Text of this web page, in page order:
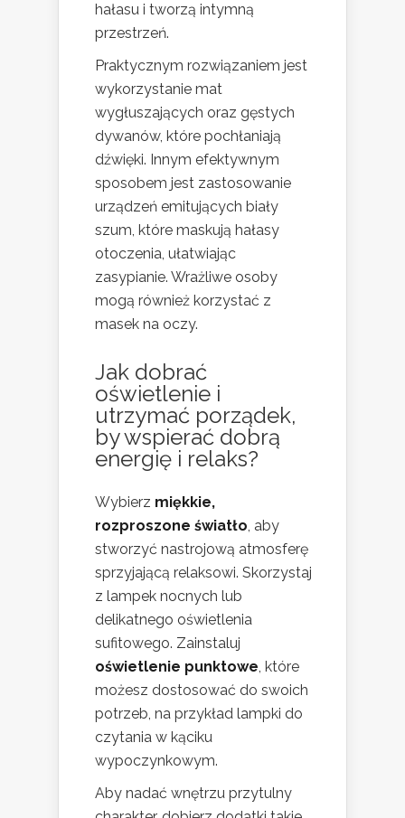
hałasu i tworzą intymną
przestrzeń.
Praktycznym rozwiązaniem jest
wykorzystanie mat
wygłuszających oraz gęstych
dywanów, które pochłaniają
dźwięki. Innym efektywnym
sposobem jest zastosowanie
urządzeń emitujących biały
szum, które maskują hałasy
otoczenia, ułatwiając
zasypianie. Wrażliwe osoby
mogą również korzystać z
masek na oczy.
Jak dobrać
oświetlenie i
utrzymać porządek,
by wspierać dobrą
energię i relaks?
Wybierz miękkie,
rozproszone światło, aby
stworzyć nastrojową atmosferę
sprzyjającą relaksowi. Skorzystaj
z lampek nocnych lub
delikatnego oświetlenia
sufitowego. Zainstaluj
oświetlenie punktowe, które
możesz dostosować do swoich
potrzeb, na przykład lampki do
czytania w kąciku
wypoczynkowym.
Aby nadać wnętrzu przytulny